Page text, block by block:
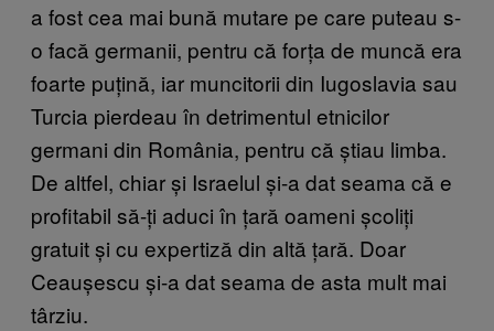
a fost cea mai bună mutare pe care puteau s-
o facă germanii, pentru că forța de muncă era
foarte puțină, iar muncitorii din Iugoslavia sau
Turcia pierdeau în detrimentul etnicilor
germani din România, pentru că știau limba.
De altfel, chiar și Israelul și-a dat seama că e
profitabil să-ți aduci în țară oameni școliți
gratuit și cu expertiză din altă țară. Doar
Ceaușescu și-a dat seama de asta mult mai
târziu.